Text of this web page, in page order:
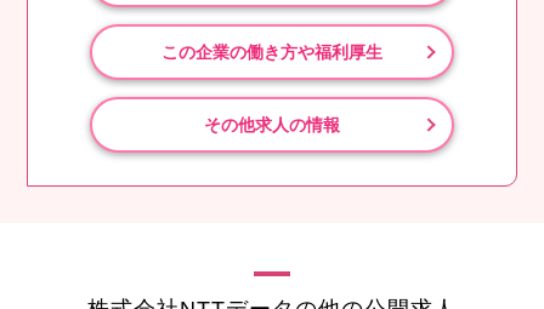
この企業の働き方や福利厚生
その他求人の情報